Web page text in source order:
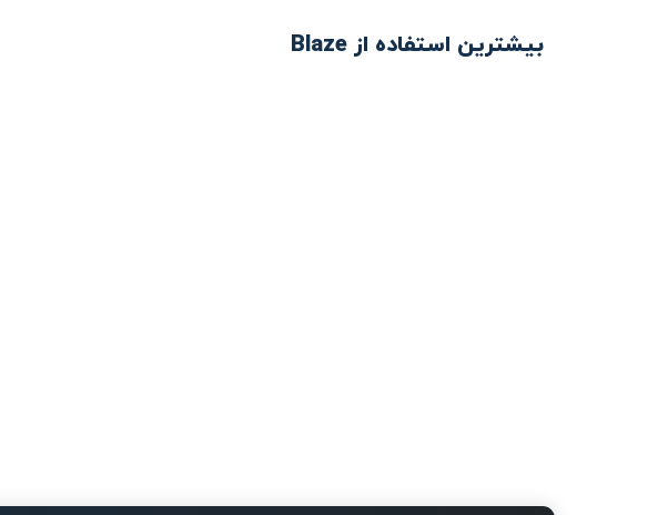
بیشترین استفاده از Blaze